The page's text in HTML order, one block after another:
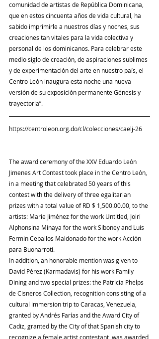
comunidad de artistas de República Dominicana,
que en estos cincuenta años de vida cultural, ha
sabido imprimirle a nuestros días y noches, sus
creaciones tan vitales para la vida colectiva y
personal de los dominicanos. Para celebrar este
medio siglo de creación, de aspiraciones sublimes
y de experimentación del arte en nuestro país, el
Centro León inaugura esta noche una nueva
versión de su exposición permanente Génesis y
trayectoria”.
https://centroleon.org.do/cl/colecciones/caelj-26
The award ceremony of the XXV Eduardo León
Jimenes Art Contest took place in the Centro León,
in a meeting that celebrated 50 years of this
contest with the delivery of three egalitarian
prizes with a total value of RD $ 1,500.00.00, to the
artists: Marie Jiménez for the work Untitled, Joiri
Alphonsina Minaya for the work Siboney and Luis
Fermin Ceballos Maldonado for the work Acción
para Buonarroti.
In addition, an honorable mention was given to
David Pérez (Karmadavis) for his work Family
Dining and two special prizes: the Patricia Phelps
de Cisneros Collection, recognition consisting of a
cultural immersion trip to Caracas, Venezuela,
granted by Andrés Farías and the Award City of
Cadiz, granted by the City of that Spanish city to
recognize a female artist contestant, was awarded